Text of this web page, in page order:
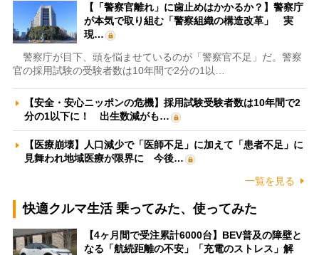
【「警察官離れ」に歯止めはかかるか？】警察庁
が本気で取り組む「警察組織の構造改革」 実
現…
警察庁が目下、頭を悩ませているのが「警察官不足」だ。警察
官の採用試験の受験者数は10年間で2分の1以…
【安全・安心ニッポンの危機】採用試験受験者数は10年間で2
分の1以下に！ 出生数減がも…
【医療崩壊】人口減少で「医師不足」に加えて「患者不足」に
見舞われ地域医療が限界に 今後…
一覧を見る
快適クルマ生活 乗ってみた、使ってみた
【4ヶ月間で受注累計6000台】BEV普及の障壁と
なる「航続距離の不安」「充電のストレス」解